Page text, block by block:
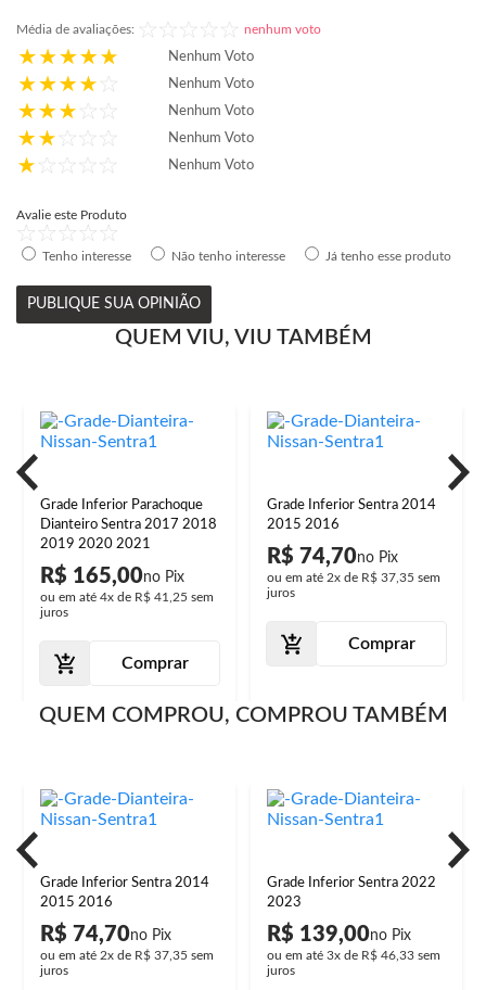
Média de avaliações: nenhum voto
Nenhum Voto
Nenhum Voto
Nenhum Voto
Nenhum Voto
Nenhum Voto
Avalie este Produto
Tenho interesse Não tenho interesse Já tenho esse produto
PUBLIQUE SUA OPINIÃO
QUEM VIU, VIU TAMBÉM
Grade Inferior Parachoque
Dianteiro Sentra 2017 2018
2019 2020 2021
R$ 165,00
ou em até 4x de R$ 41,25 sem
juros
Comprar
Grade Inferior Sentra 2014
2015 2016
R$ 74,70
ou em até 2x de R$ 37,35 sem
juros
Comprar
QUEM COMPROU, COMPROU TAMBÉM
Grade Inferior Sentra 2014
2015 2016
R$ 74,70
ou em até 2x de R$ 37,35 sem
juros
Grade Inferior Sentra 2022
2023
R$ 139,00
ou em até 3x de R$ 46,33 sem
juros